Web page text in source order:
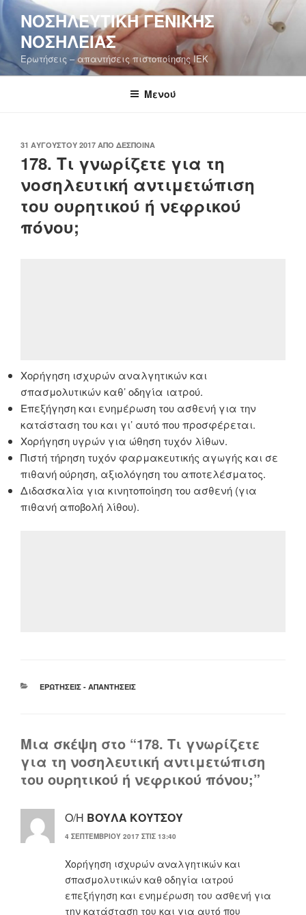
Μετάβαση
στο
περιεχόμενο
ΝΟΣΗΛΕΥΤΙΚΉ ΓΕΝΙΚΉΣ
ΝΟΣΗΛΕΊΑΣ
Ερωτήσεις – απαντήσεις πιστοποίησης ΙΕΚ
Μενού
ΔΗΜΟΣΙΕΎΤΗΚΕ
ΣΤΙΣ
31 ΑΥΓΟΎΣΤΟΥ 2017 ΑΠΌ ΔΈΣΠΟΙΝΑ
178. Τι γνωρίζετε για τη
νοσηλευτική αντιμετώπιση
του ουρητικού ή νεφρικού
πόνου;
Χορήγηση ισχυρών αναλγητικών και
σπασμολυτικών καθ’ οδηγία ιατρού.
Επεξήγηση και ενημέρωση του ασθενή για την
κατάσταση του και γι’ αυτό που προσφέρεται.
Χορήγηση υγρών για ώθηση τυχόν λίθων.
Πιστή τήρηση τυχόν φαρμακευτικής αγωγής και σε
πιθανή ούρηση, αξιολόγηση του αποτελέσματος.
Διδασκαλία για κινητοποίηση του ασθενή (για
πιθανή αποβολή λίθου).
ΚΑΤΗΓΟΡΊΕΣ
ΕΡΩΤΉΣΕΙΣ - ΑΠΑΝΤΉΣΕΙΣ
Μια σκέψη στο “178. Τι γνωρίζετε
για τη νοσηλευτική αντιμετώπιση
του ουρητικού ή νεφρικού πόνου;”
Ο/Η ΒΟΥΛΑ ΚΟΥΤΣΟΥ
4 ΣΕΠΤΕΜΒΡΊΟΥ 2017 ΣΤΙΣ 13:40
Χορήγηση ισχυρών αναλγητικών και
σπασμολυτικών καθ οδηγία ιατρού
επεξήγηση και ενημέρωση του ασθενή για
την κατάσταση του και για αυτό που